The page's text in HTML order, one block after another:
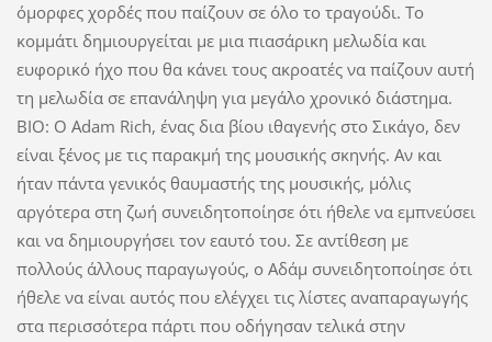
όμορφες χορδές που παίζουν σε όλο το τραγούδι. Το
κομμάτι δημιουργείται με μια πιασάρικη μελωδία και
ευφορικό ήχο που θα κάνει τους ακροατές να παίζουν αυτή
τη μελωδία σε επανάληψη για μεγάλο χρονικό διάστημα.
BIO: Ο Adam Rich, ένας δια βίου ιθαγενής στο Σικάγο, δεν
είναι ξένος με τις παρακμή της μουσικής σκηνής. Αν και
ήταν πάντα γενικός θαυμαστής της μουσικής, μόλις
αργότερα στη ζωή συνειδητοποίησε ότι ήθελε να εμπνεύσει
και να δημιουργήσει τον εαυτό του. Σε αντίθεση με
πολλούς άλλους παραγωγούς, ο Αδάμ συνειδητοποίησε ότι
ήθελε να είναι αυτός που ελέγχει τις λίστες αναπαραγωγής
στα περισσότερα πάρτι που οδήγησαν τελικά στην